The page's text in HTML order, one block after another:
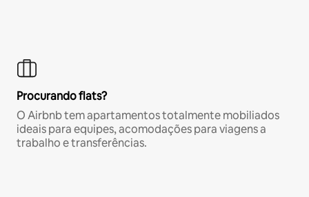
Procurando flats?
O Airbnb tem apartamentos totalmente mobiliados
ideais para equipes, acomodações para viagens a
trabalho e transferências.